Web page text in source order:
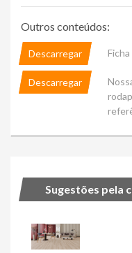
Outros conteúdos:
Descarregar
Descarregar
Sugestões pela